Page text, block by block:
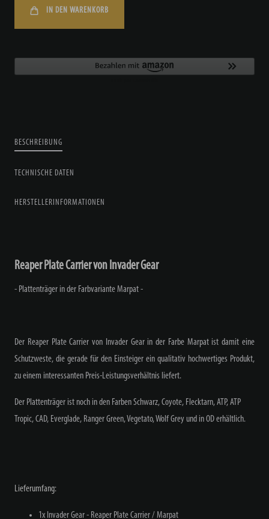
IN DEN WARENKORB
BESCHREIBUNG
TECHNISCHE DATEN
HERSTELLERINFORMATIONEN
Reaper Plate Carrier von Invader Gear
- Plattenträger in der Farbvariante Marpat -
Der Reaper Plate Carrier von Invader Gear in der Farbe Marpat ist damit eine
Schutzweste, die gerade für den Einsteiger ein qualitativ hochwertiges Produkt,
zu einem interessanten Preis-Leistungsverhältnis liefert.
Der Plattenträger ist noch in den Farben Schwarz, Coyote, Flecktarn, ATP, ATP
Tropic, CAD, Everglade, Ranger Green, Vegetato, Wolf Grey und in OD erhältlich.
Lieferumfang:
1x Invader Gear - Reaper Plate Carrier / Marpat